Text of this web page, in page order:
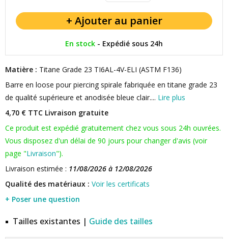
En stock - Expédié sous 24h
Matière : Titane Grade 23 TI6AL-4V-ELI (ASTM F136)
Barre en loose pour piercing spirale fabriquée en titane grade 23
de qualité supérieure et anodisée bleue clair.... Lire plus
4,70 € TTC Livraison gratuite
Ce produit est expédié gratuitement chez vous sous 24h ouvrées.
Vous disposez d'un délai de 90 jours pour changer d'avis (voir
page "Livraison").
Livraison estimée : 11/08/2026 à 12/08/2026
Qualité des matériaux : Voir les certificats
+ Poser une question
Tailles existantes | Guide des tailles